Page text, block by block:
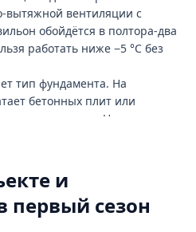
области собрали около
форматах — от
галереи на 12 модулей.
вытяжной вентиляции с
обойдётся в полтора-два
работать ниже −5 °C без
тип фундамента. На
бетонных плит или
заложения. На грунте
заранее: на
уходит больше времени,
и
первый сезон